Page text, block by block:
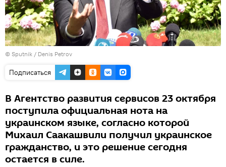
© Sputnik / Denis Petrov
Подписаться
В Агентство развития сервисов 23 октября
поступила официальная нота на
украинском языке, согласно которой
Михаил Саакашвили получил украинское
гражданство, и это решение сегодня
остается в силе.